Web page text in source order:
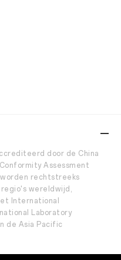
door de China
Assessment
rechtstreeks
wereldwijd,
International
Laboratory
de Asia Pacific